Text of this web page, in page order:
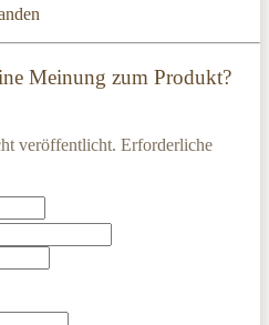
Meinung zum Produkt?
veröffentlicht. Erforderliche